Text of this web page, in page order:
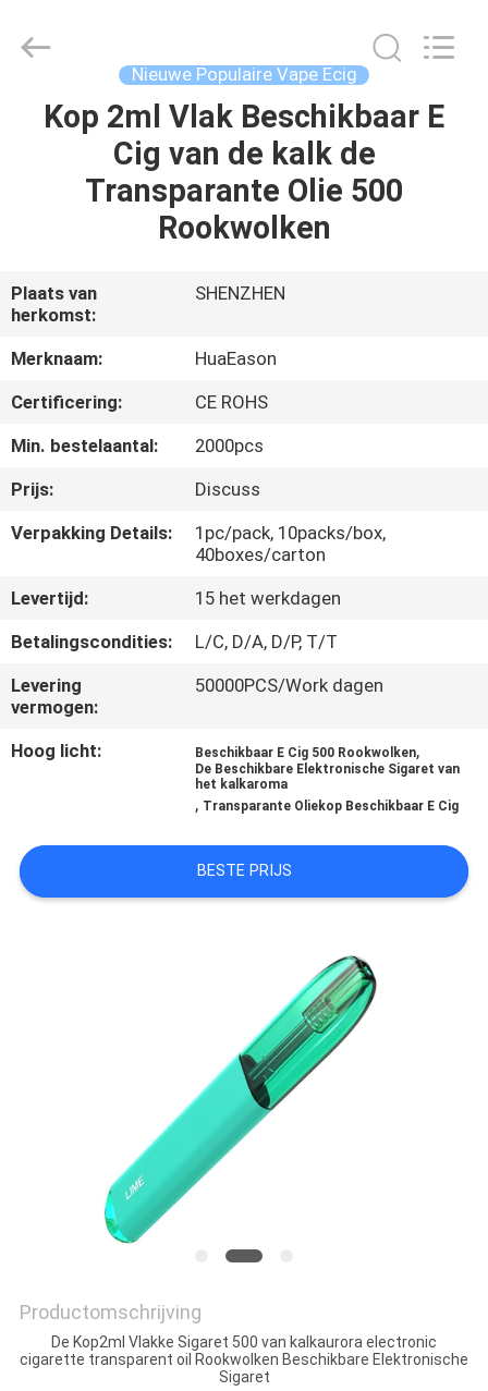
HUIS
PRODUCTEN
ONGEVEER
ONS
FABRIEKSREIS
KWALITEITSCONTROLE
OM
EEN
CITAAT
Copyright
huaeason.com.
Nieuwe Populaire Vape Ecig
Kop 2ml Vlak Beschikbaar E
Cig van de kalk de
Transparante Olie 500
Rookwolken
Plaats van
herkomst:
SHENZHEN
Merknaam:
HuaEason
Certificering:
CE ROHS
Min. bestelaantal:
2000pcs
Prijs:
Discuss
Verpakking Details:
1pc/pack, 10packs/box,
40boxes/carton
Levertijd:
15 het werkdagen
Betalingscondities:
L/C, D/A, D/P, T/T
Levering
vermogen:
50000PCS/Work dagen
Hoog licht: Beschikbaar E Cig 500 Rookwolken,
De Beschikbare Elektronische Sigaret van
het kalkaroma
, Transparante Oliekop Beschikbaar E Cig
BESTE PRIJS
Productomschrijving
De Kop2ml Vlakke Sigaret 500 van kalkaurora electronic
cigarette transparent oil Rookwolken Beschikbare Elektronische
Sigaret